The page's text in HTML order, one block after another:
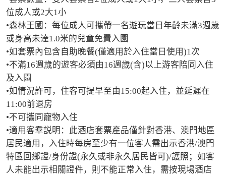
位成人或2大1小
•森林王國：每位成人可攜帶一名遊玩當日年齡未滿3週歲
或身高未達1.0米的兒童免費入園
•如套票內包含自助晚餐(僅適用於入住當日使用)1次
•不滿16週歲的遊客必須由16週歲(含)以上游客陪同入住
及入園
•如情況許可，住客可提早至由15:00起入住，並延遲在
11:00前退房
•不可攜同寵物入住
•適用客羣説明：此酒店套票產品僅針對香港、澳門地區
居民適用，入住時每房至少有一位客人需出示香港/澳門
特區回鄉證/身份證(永久或非永久居民皆可)/護照；如客
人未能出示相關證件，則不能正常入住，需按現場酒店